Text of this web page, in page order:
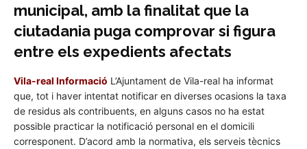
municipal, amb la finalitat que la
ciutadania puga comprovar si figura
entre els expedients afectats
Vila-real Informació L’Ajuntament de Vila-real ha informat
que, tot i haver intentat notificar en diverses ocasions la taxa
de residus als contribuents, en alguns casos no ha estat
possible practicar la notificació personal en el domicili
corresponent. D’acord amb la normativa, els serveis tècnics